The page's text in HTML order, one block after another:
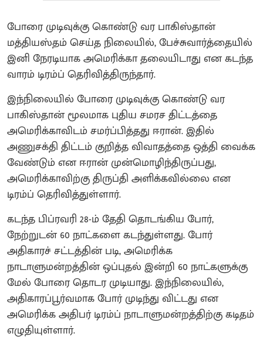
போரை முடிவுக்கு கொண்டு வர பாகிஸ்தான்
மத்தியஸ்தம் செய்த நிலையில், பேச்சுவார்த்தையில்
இனி நேரடியாக அமெரிக்கா தலையிடாது என கடந்த
வாரம் டிரம்ப் தெரிவித்திருந்தார்.
இந்நிலையில் போரை முடிவுக்கு கொண்டு வர
பாகிஸ்தான் மூலமாக புதிய சமரச திட்டத்தை
அமெரிக்காவிடம் சமர்ப்பித்தது ஈரான். இதில்
அணுசக்தி திட்டம் குறித்த விவாதத்தை ஒத்தி வைக்க
வேண்டும் என ஈரான் முன்மொழிந்திருப்பது,
அமெரிக்காவிற்கு திருப்தி அளிக்கவில்லை என
டிரம்ப் தெரிவித்துள்ளார்.
கடந்த பிப்ரவரி 28-ம் தேதி தொடங்கிய போர்,
நேற்றுடன் 60 நாட்களை கடந்துள்ளது. போர்
அதிகாரச் சட்டத்தின் படி, அமெரிக்க
நாடாளுமன்றத்தின் ஒப்புதல் இன்றி 60 நாட்களுக்கு
மேல் போரை தொடர முடியாது. இந்நிலையில்,
அதிகாரப்பூர்வமாக போர் முடிந்து விட்டது என
அமெரிக்க அதிபர் டிரம்ப் நாடாளுமன்றத்திற்கு கடிதம்
எழுதியுள்ளார்.